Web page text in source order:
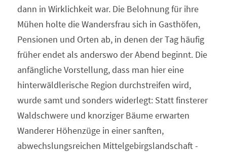
dann in Wirklichkeit war. Die Belohnung für ihre
Mühen holte die Wandersfrau sich in Gasthöfen,
Pensionen und Orten ab, in denen der Tag häufig
früher endet als anderswo der Abend beginnt. Die
anfängliche Vorstellung, dass man hier eine
hinterwäldlerische Region durchstreifen wird,
wurde samt und sonders widerlegt: Statt finsterer
Waldschwere und knorziger Bäume erwarten
Wanderer Höhenzüge in einer sanften,
abwechslungsreichen Mittelgebirgslandschaft -